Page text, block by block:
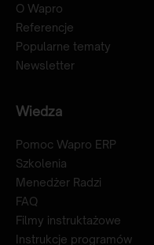
O Wapro
Referencje
Popularne tematy
Newsletter
Wiedza
Pomoc Wapro ERP
Szkolenia
Menedżer Radzi
FAQ
Filmy instruktażowe
Instrukcje programów